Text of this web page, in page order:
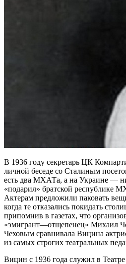
В 1936 году секретарь ЦК
личной беседе со Сталиным
есть два МХАТа, а на Украине —
«подарил» братской республике
Актерам предложили паковать
когда те отказались покидать
припомнив в газетах, что
«эмигрант—отщепенец» Михаил
Чеховым сравнивала Вицина
из самых строгих театральных
Вицин с 1936 года служил в